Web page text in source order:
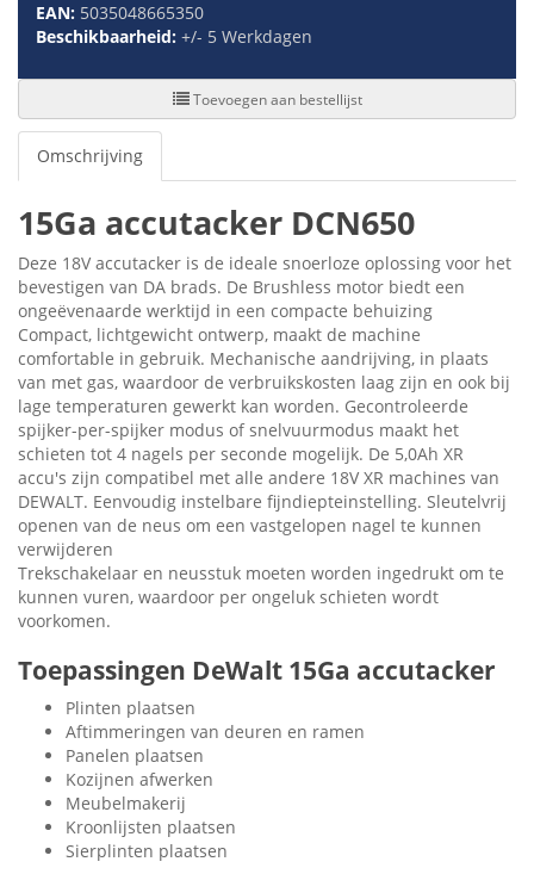
EAN: 5035048665350
Beschikbaarheid: +/- 5 Werkdagen
Toevoegen aan bestellijst
Omschrijving
15Ga accutacker DCN650
Deze 18V accutacker is de ideale snoerloze oplossing voor het
bevestigen van DA brads. De Brushless motor biedt een
ongeëvenaarde werktijd in een compacte behuizing
Compact, lichtgewicht ontwerp, maakt de machine
comfortable in gebruik. Mechanische aandrijving, in plaats
van met gas, waardoor de verbruikskosten laag zijn en ook bij
lage temperaturen gewerkt kan worden. Gecontroleerde
spijker-per-spijker modus of snelvuurmodus maakt het
schieten tot 4 nagels per seconde mogelijk. De 5,0Ah XR
accu's zijn compatibel met alle andere 18V XR machines van
DEWALT. Eenvoudig instelbare fijndiepteinstelling. Sleutelvrij
openen van de neus om een vastgelopen nagel te kunnen
verwijderen
Trekschakelaar en neusstuk moeten worden ingedrukt om te
kunnen vuren, waardoor per ongeluk schieten wordt
voorkomen.
Toepassingen DeWalt 15Ga accutacker
Plinten plaatsen
Aftimmeringen van deuren en ramen
Panelen plaatsen
Kozijnen afwerken
Meubelmakerij
Kroonlijsten plaatsen
Sierplinten plaatsen